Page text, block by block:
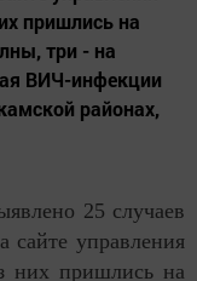
пришлись на
три - на
ВИЧ-инфекции
районах,
25 случаев
управления
них пришлись на